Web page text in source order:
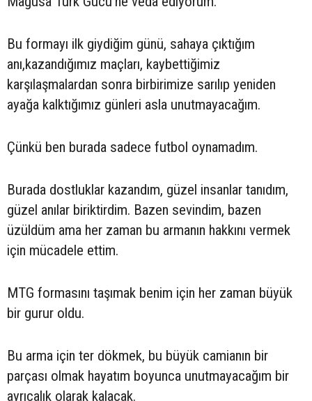
Bu formayı ilk giydiğim günü, sahaya çıktığım
anı,kazandığımız maçları, kaybettiğimiz
karşılaşmalardan sonra birbirimize sarılıp yeniden
ayağa kalktığımız günleri asla unutmayacağım.
Çünkü ben burada sadece futbol oynamadım.
Burada dostluklar kazandım, güzel insanlar tanıdım,
güzel anılar biriktirdim. Bazen sevindim, bazen
üzüldüm ama her zaman bu armanın hakkını vermek
için mücadele ettim.
MTG formasını taşımak benim için her zaman büyük
bir gurur oldu.
Bu arma için ter dökmek, bu büyük camianın bir
parçası olmak hayatım boyunca unutmayacağım bir
ayrıcalık olarak kalacak.